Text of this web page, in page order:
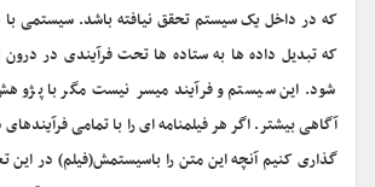
که در داخل یک سیستم تحقق نیافته باشد. سیستمی با
که تبدیل داده ها به ستاده ها تحت فرآیندی در
شود. این سیستم و فرآیند میسر نیست مگر با
آگاهی بیشتر. اگر هر فیلمنامه ای را با تمامی
گذاری کنیم آنچه این متن را باسیستمش(فیلم) در این